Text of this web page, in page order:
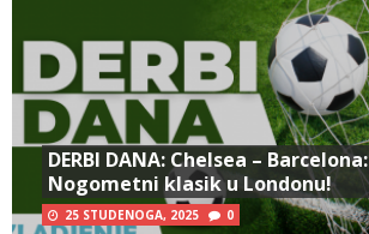
DERBI DANA: Chelsea – Barcelona:
Nogometni klasik u Londonu!
25 STUDENOGA, 2025 0